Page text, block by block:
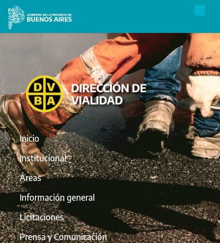
Inicio
Institucional
Áreas
Información general
Licitaciones
Prensa y Comunicación